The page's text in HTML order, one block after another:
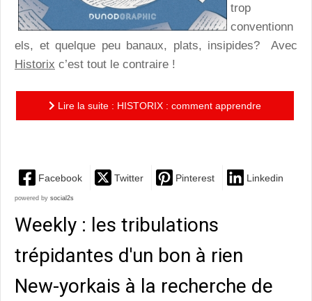
trop
conventionn
els, et quelque peu banaux, plats, insipides? Avec
Historix c’est tout le contraire !
Lire la suite : HISTORIX : comment apprendre
Facebook Twitter Pinterest Linkedin
powered by social2s
Weekly : les tribulations
trépidantes d'un bon à rien
New-yorkais à la recherche de